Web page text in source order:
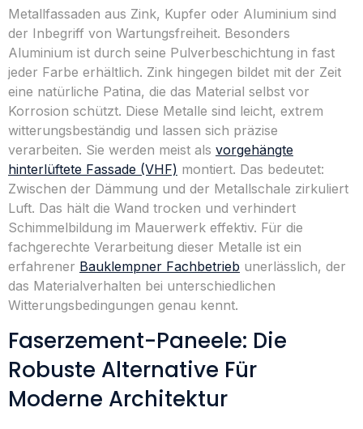
Metallfassaden aus Zink, Kupfer oder Aluminium sind
der Inbegriff von Wartungsfreiheit. Besonders
Aluminium ist durch seine Pulverbeschichtung in fast
jeder Farbe erhältlich. Zink hingegen bildet mit der Zeit
eine natürliche Patina, die das Material selbst vor
Korrosion schützt. Diese Metalle sind leicht, extrem
witterungsbeständig und lassen sich präzise
verarbeiten. Sie werden meist als vorgehängte
hinterlüftete Fassade (VHF) montiert. Das bedeutet:
Zwischen der Dämmung und der Metallschale zirkuliert
Luft. Das hält die Wand trocken und verhindert
Schimmelbildung im Mauerwerk effektiv. Für die
fachgerechte Verarbeitung dieser Metalle ist ein
erfahrener Bauklempner Fachbetrieb unerlässlich, der
das Materialverhalten bei unterschiedlichen
Witterungsbedingungen genau kennt.
Faserzement-Paneele: Die
Robuste Alternative Für
Moderne Architektur